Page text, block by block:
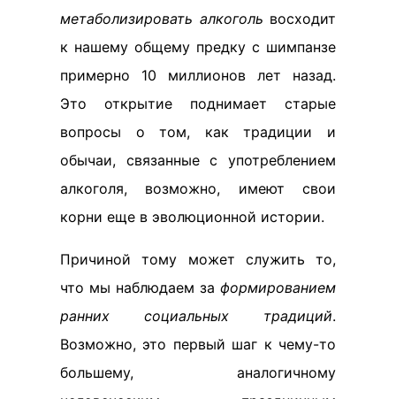
метаболизировать алкоголь восходит
к нашему общему предку с шимпанзе
примерно 10 миллионов лет назад.
Это открытие поднимает старые
вопросы о том, как традиции и
обычаи, связанные с употреблением
алкоголя, возможно, имеют свои
корни еще в эволюционной истории.
Причиной тому может служить то,
что мы наблюдаем за формированием
ранних социальных традиций.
Возможно, это первый шаг к чему-то
большему, аналогичному